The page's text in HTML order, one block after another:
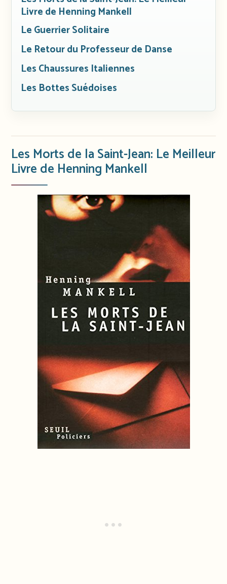
Livre de Henning Mankell
Le Guerrier Solitaire
Le Retour du Professeur de Danse
Les Chaussures Italiennes
Les Bottes Suédoises
Les Morts de la Saint-Jean: Le Meilleur
Livre de Henning Mankell